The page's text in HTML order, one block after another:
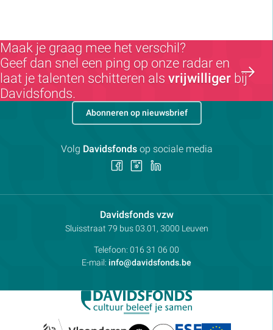
Maak je graag mee het verschil?
Geef dan snel een ping op onze radar en
laat je talenten schitteren als vrijwilliger bij
Davidsfonds.
Davidsfonds vzwContactpersoon:
Adres:
Sluisstraat 79 bus 03.01, 3000 Leuven
Telefoon: 016 31 06 00
E-mail: info@davidsfonds.be
Abonneren op nieuwsbrief
Volg Davidsfondsop sociale media
Volg Volg